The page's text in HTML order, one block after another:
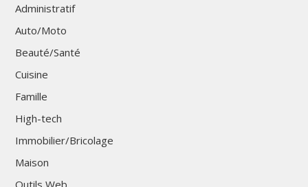
Administratif
Auto/Moto
Beauté/Santé
Cuisine
Famille
High-tech
Immobilier/Bricolage
Maison
Outils Web